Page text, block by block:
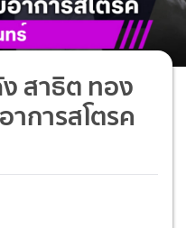
สาธิต ทอง
การสโตรค